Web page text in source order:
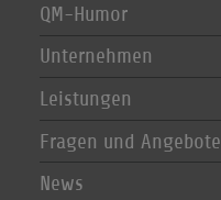
QM-Humor
Unternehmen
Leistungen
Fragen und Angebote
News